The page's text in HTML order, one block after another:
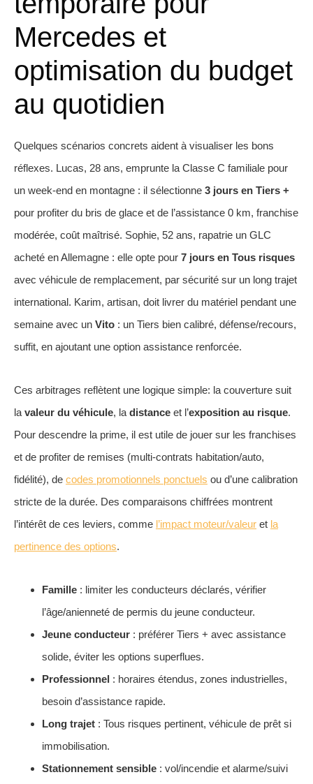
Mercedes et
optimisation du budget
au quotidien
Quelques scénarios concrets aident à visualiser les bons
réflexes. Lucas, 28 ans, emprunte la Classe C familiale pour
un week-end en montagne : il sélectionne 3 jours en Tiers +
pour profiter du bris de glace et de l’assistance 0 km, franchise
modérée, coût maîtrisé. Sophie, 52 ans, rapatrie un GLC
acheté en Allemagne : elle opte pour 7 jours en Tous risques
avec véhicule de remplacement, par sécurité sur un long trajet
international. Karim, artisan, doit livrer du matériel pendant une
semaine avec un Vito : un Tiers bien calibré, défense/recours,
suffit, en ajoutant une option assistance renforcée.
Ces arbitrages reflètent une logique simple: la couverture suit
la valeur du véhicule, la distance et l’exposition au risque.
Pour descendre la prime, il est utile de jouer sur les franchises
et de profiter de remises (multi-contrats habitation/auto,
fidélité), de codes promotionnels ponctuels ou d’une calibration
stricte de la durée. Des comparaisons chiffrées montrent
l’intérêt de ces leviers, comme l’impact moteur/valeur et la
pertinence des options.
Famille : limiter les conducteurs déclarés, vérifier
l’âge/anienneté de permis du jeune conducteur.
Jeune conducteur : préférer Tiers + avec assistance
solide, éviter les options superflues.
Professionnel : horaires étendus, zones industrielles,
besoin d’assistance rapide.
Long trajet : Tous risques pertinent, véhicule de prêt si
immobilisation.
Stationnement sensible : vol/incendie et alarme/suivi